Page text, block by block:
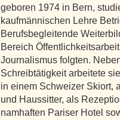
geboren 1974 in Bern,
kaufmännischen Lehre
Berufsbegleitende
Bereich
Journalismus folgten.
Schreibtätigkeit arbeitete
in einem Schweizer Skiort,
und Haussitter, als
namhaften Pariser Hotel